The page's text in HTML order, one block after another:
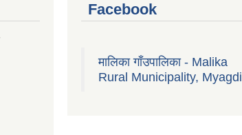
Facebook
मालिका गाँउपालिका - Malika
Rural Municipality, Myagdi